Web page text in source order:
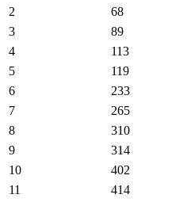
2
68
3
89
4
113
5
119
6
233
7
265
8
310
9
314
10
402
11
414